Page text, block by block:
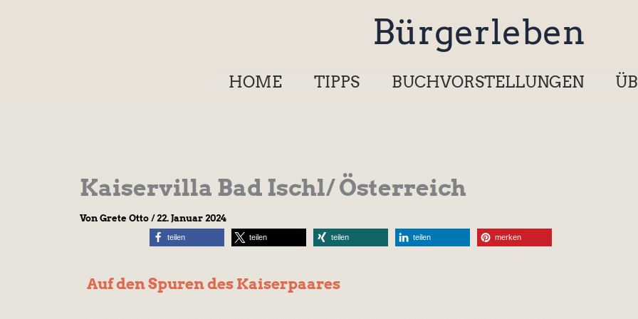
Bürgerleben
HOME TIPPS BUCHVORSTELLUNGEN
Kaiservilla Bad Ischl/ Österreich
Von Grete Otto /22. Januar 2024
teilen teilen teilen teilen merken
Auf den Spuren des Kaiserpaares